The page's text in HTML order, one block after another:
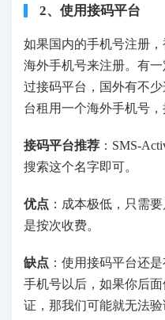
2、使用接码平台
如果国内的手机号注册
海外手机号来注册。有
过接码平台，国外有不
台租用一个海外手机号，
接码平台推荐 ：SMS-
搜索这个名字即可。
优点 ：成本极低，只需
是按次收费。
缺点 ：使用接码平台还
手机号以后，如果你后
证，那我们可能就无法验